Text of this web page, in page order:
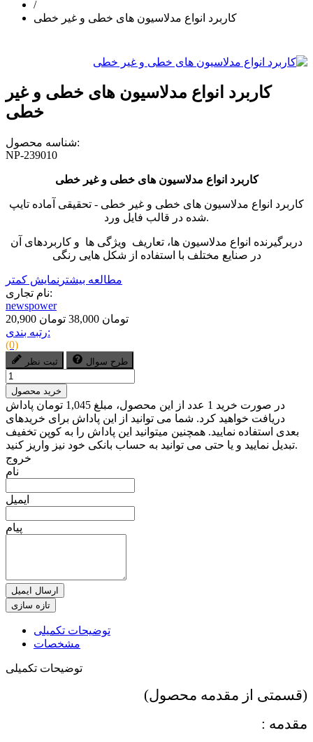
/
کاربرد انواع مدلاسیون های خطی و غیر خطی
کاربرد انواع مدلاسیون های خطی و غیر
خطی
شناسه محصول:
NP-239010
کاربرد انواع مدلاسیون های خطی و غیر خطی
کاربرد انواع مدلاسیون های خطی و غیر خطی - تحقیقی آماده تایپ
شده در قالب فایل ورد.
دربرگیرنده انواع مدلاسیون ها، تعاریف ویژگی ها و کاربردهای آن
در صنایع مختلف با استفاده از شکل هایی رنگی
مطالعه بیشتر نمایش کمتر
نام تجاری:
newspower
20,900 تومان 38,000 تومان
رتبه بندی:
(0)
ثبت نظر طرح سوال
خرید محصول
در صورت خرید 1 عدد از این محصول، مبلغ 1,045 تومان پاداش
دریافت خواهید کرد. شما می توانید از این پاداش برای خریدهای
بعدی استفاده نمایید. همچنین میتوانید این پاداش را به کوپن تخفیف
تبدیل نمایید و یا حتی می توانید به حساب بانکی خود نیز واریز کنید.
خروج
نام
ایمیل
پیام
ارسال ایمیل
توضیحات تکمیلی
مشخصات
توضیحات تکمیلی
(قسمتی از مقدمه محصول)
مقدمه :